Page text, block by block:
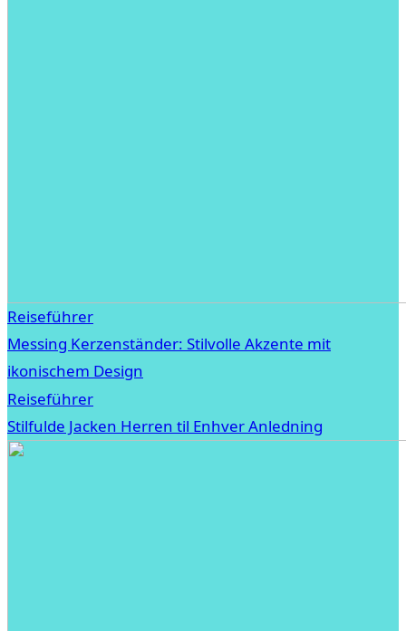
Reiseführer
Messing Kerzenständer: Stilvolle Akzente mit
ikonischem Design
Reiseführer
Stilfulde Jacken Herren til Enhver Anledning